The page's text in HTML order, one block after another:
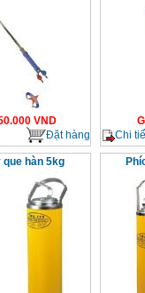
VND
Đặt hàng
Chi
que hàn 5kg